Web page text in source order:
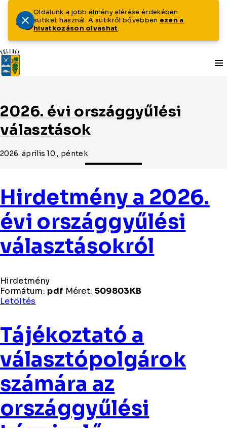
Oldalunk a jobb élmény elérése érdekében
sütiket használ. A sütikről bővebben ezen a
hivatkozáson olvashat.
Tovább a tartalomhoz
Tovább a lábléchez
2026. évi országgyűlési
választások
2026. április 10., péntek
Hirdetmény a 2026.
évi országgyűlési
választásokról
Hirdetmény
Formátum: pdf Méret: 509803KB
Letöltés
Tájékoztató a
választópolgárok
számára az
országgyűlési